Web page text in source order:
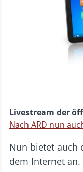
Livestream der
Nach ARD nun
Nun bietet auch
dem Internet an.